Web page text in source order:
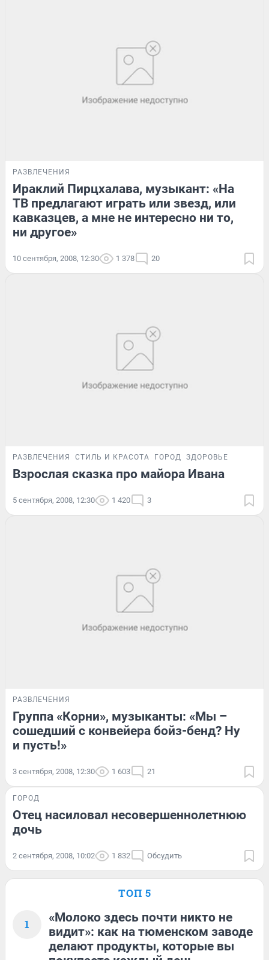
РАЗВЛЕЧЕНИЯ
Ираклий Пирцхалава, музыкант: «На
ТВ предлагают играть или звезд, или
кавказцев, а мне не интересно ни то,
ни другое»
10 сентября, 2008, 12:30 1 378 20
РАЗВЛЕЧЕНИЯ СТИЛЬ И КРАСОТА ГОРОД ЗДОРОВЬЕ
Взрослая сказка про майора Ивана
5 сентября, 2008, 12:30 1 420 3
РАЗВЛЕЧЕНИЯ
Группа «Корни», музыканты: «Мы –
сошедший с конвейера бойз-бенд? Ну
и пусть!»
3 сентября, 2008, 12:30 1 603 21
ГОРОД
Отец насиловал несовершеннолетнюю
дочь
2 сентября, 2008, 10:02 1 832 Обсудить
ТОП 5
1
«Молоко здесь почти никто не
видит»: как на тюменском заводе
делают продукты, которые вы